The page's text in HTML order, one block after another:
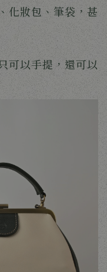
化妝包、筆袋，甚
可以手提，還可以